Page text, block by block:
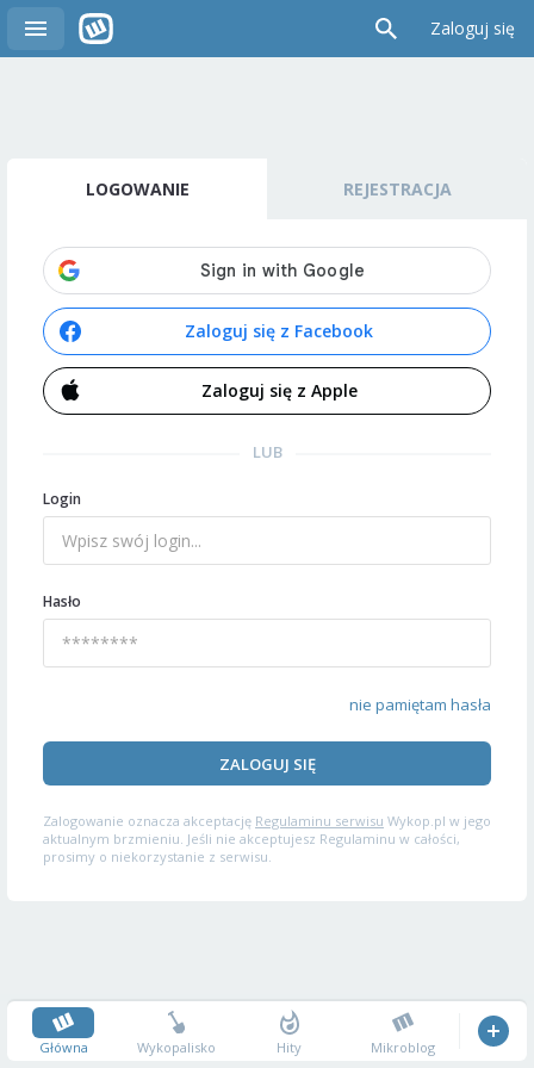
Zaloguj się
LOGOWANIE REJESTRACJA
Zaloguj się z Facebook
Zaloguj się z Apple
LUB
Login
Hasło
nie pamiętam hasła
ZALOGUJ SIĘ
Zalogowanie oznacza akceptację Regulaminu serwisu Wykop.pl w jego
aktualnym brzmieniu. Jeśli nie akceptujesz Regulaminu w całości,
prosimy o niekorzystanie z serwisu.
Główna Wykopalisko Hity Mikroblog